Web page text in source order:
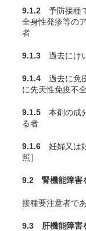
9.1.2 予防接種
全身性発疹等の
者
9.1.3 過去にけ
9.1.4 過去に免
に先天性免疫不
9.1.5 本剤の成
る者
9.1.6 妊婦又は
照］
9.2 腎機能障害
接種要注意者で
9.3 肝機能障害